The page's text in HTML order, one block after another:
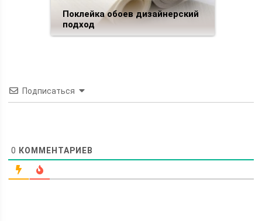
Поклейка обоев дизайнерский
подход
Подписаться
0 КОММЕНТАРИЕВ